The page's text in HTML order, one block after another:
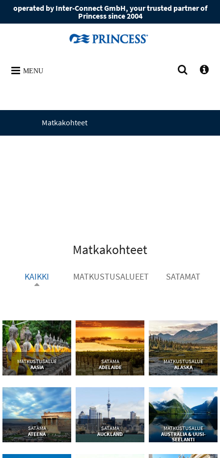
operated by Inter-Connect GmbH, your trusted partner of
Princess since 2004
MENU
Matkakohteet
Matkakohteet
KAIKKI MATKUSTUSALUEET SATAMAT
MATKUSTUSALUE
AASIA
SATAMA
ADELAIDE
MATKUSTUSALUE
ALASKA
SATAMA
ATEENA
SATAMA
AUCKLAND
MATKUSTUSALUE
AUSTRALIA & UUSI-
SEELANTI